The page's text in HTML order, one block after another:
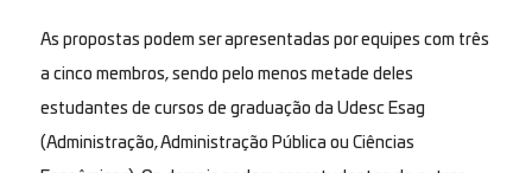
As propostas podem ser apresentadas por equipes com três
a cinco membros, sendo pelo menos metade deles
estudantes de cursos de graduação da Udesc Esag
(Administração, Administração Pública ou Ciências